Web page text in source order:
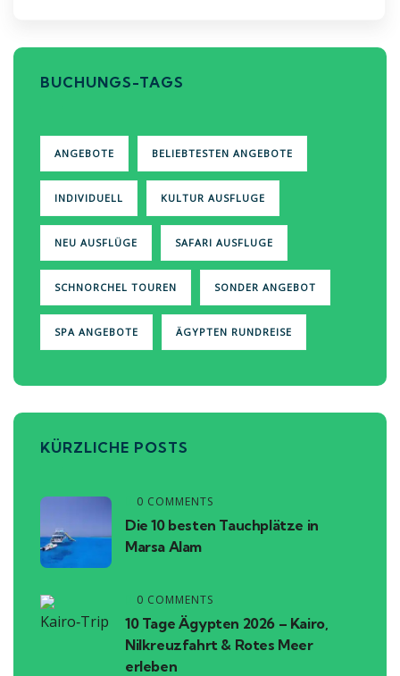
BUCHUNGS-TAGS
ANGEBOTE BELIEBTESTEN ANGEBOTE
INDIVIDUELL KULTUR AUSFLUGE
NEU AUSFLÜGE SAFARI AUSFLUGE
SCHNORCHEL TOUREN SONDER ANGEBOT
SPA ANGEBOTE ÄGYPTEN RUNDREISE
KÜRZLICHE POSTS
0 COMMENTS
Die 10 besten Tauchplätze in
Marsa Alam
0 COMMENTS
10 Tage Ägypten 2026 – Kairo,
Nilkreuzfahrt & Rotes Meer
erleben